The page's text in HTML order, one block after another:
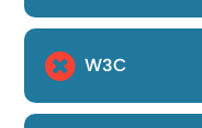
W3C